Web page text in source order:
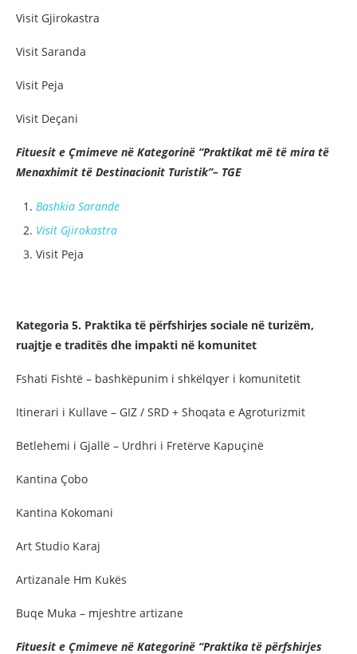
Visit Gjirokastra
Visit Saranda
Visit Peja
Visit Deçani
Fituesit e Çmimeve në Kategorinë “Praktikat më të mira të
Menaxhimit të Destinacionit Turistik”– TGE
Bashkia Sarande
Visit Gjirokastra
Visit Peja
Kategoria 5. Praktika të përfshirjes sociale në turizëm,
ruajtje e traditës dhe impakti në komunitet
Fshati Fishtë – bashkëpunim i shkëlqyer i komunitetit
Itinerari i Kullave – GIZ / SRD + Shoqata e Agroturizmit
Betlehemi i Gjallë – Urdhri i Fretërve Kapuçinë
Kantina Çobo
Kantina Kokomani
Art Studio Karaj
Artizanale Hm Kukës
Buqe Muka – mjeshtre artizane
Fituesit e Çmimeve në Kategorinë “Praktika të përfshirjes